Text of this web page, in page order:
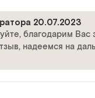
20.07.2023
благодарим Вас
надеемся на